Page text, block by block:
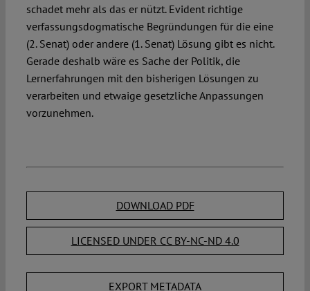
schadet mehr als das er nützt. Evident richtige
verfassungsdogmatische Begründungen für die eine
(2. Senat) oder andere (1. Senat) Lösung gibt es nicht.
Gerade deshalb wäre es Sache der Politik, die
Lernerfahrungen mit den bisherigen Lösungen zu
verarbeiten und etwaige gesetzliche Anpassungen
vorzunehmen.
DOWNLOAD PDF
LICENSED UNDER CC BY-NC-ND 4.0
EXPORT METADATA